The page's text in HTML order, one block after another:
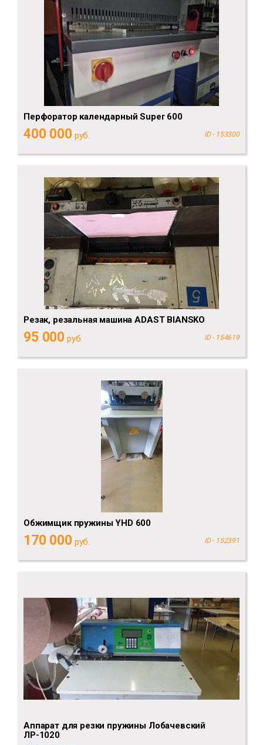
Перфоратор календарный Super 600
400 000 руб. ID - 153300
Резак, резальная машина ADAST BlANSKO
95 000 руб. ID - 154619
Обжимщик пружины YHD 600
170 000 руб. ID - 152391
Аппарат для резки пружины Лобачевский
ЛР-1020